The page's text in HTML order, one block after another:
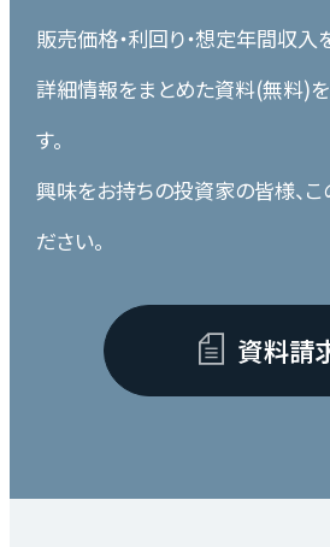
販売価格・利回り・想定年間収
詳細情報をまとめた資料(無料)
す。
興味をお持ちの投資家の皆様、
ださい。
資料請